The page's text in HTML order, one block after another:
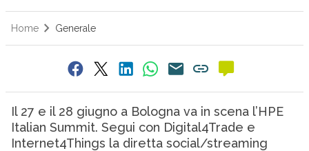
Home Generale
Il 27 e il 28 giugno a Bologna va in scena l’HPE
Italian Summit. Segui con Digital4Trade e
Internet4Things la diretta social/streaming